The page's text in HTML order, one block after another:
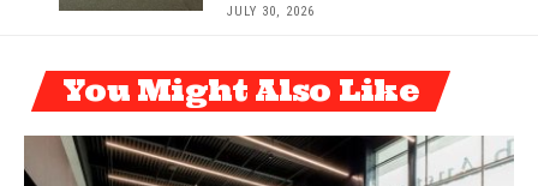
JULY 30, 2026
You Might Also Like